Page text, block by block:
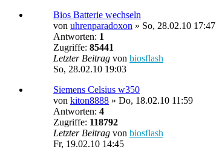
Bios Batterie wechseln
von uhrenparadoxon » So, 28.02.10 17:47
Antworten: 1
Zugriffe: 85441
Letzter Beitrag von biosflash
So, 28.02.10 19:03
Siemens Celsius w350
von kiton8888 » Do, 18.02.10 11:59
Antworten: 4
Zugriffe: 118792
Letzter Beitrag von biosflash
Fr, 19.02.10 14:45